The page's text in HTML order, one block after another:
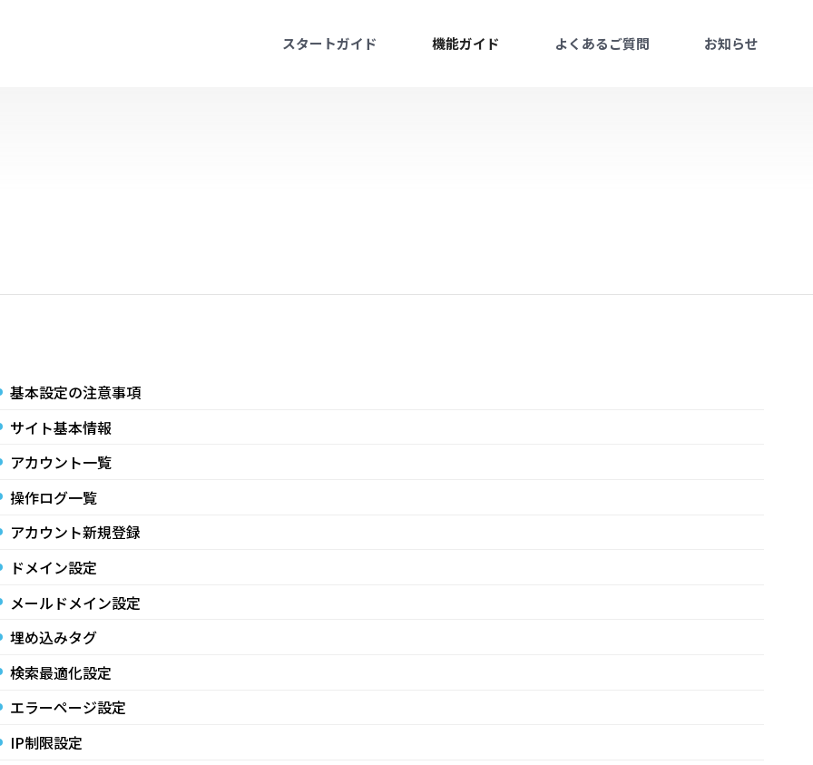
スタートガイド 機能ガイド よくあるご質問 お知らせ
基本設定の注意事項
サイト基本情報
アカウント一覧
操作ログ一覧
アカウント新規登録
ドメイン設定
メールドメイン設定
埋め込みタグ
検索最適化設定
エラーページ設定
IP制限設定